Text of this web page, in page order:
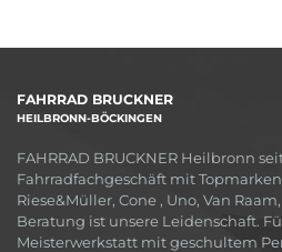
FAHRRAD BRUCKNER
HEILBRONN-BÖCKINGEN
FAHRRAD BRUCKNER Heilbronn
Fahrradfachgeschäft mit
Riese&Müller, Cone , Uno, Van
Beratung ist unsere Leidenschaft.
Meisterwerkstatt mit geschultem